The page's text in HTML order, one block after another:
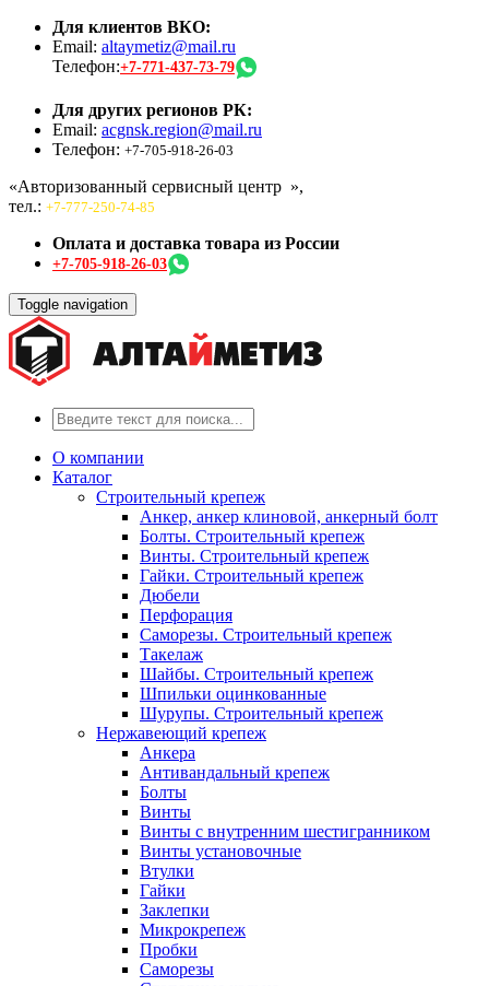
Для клиентов ВКО:
Email: altaymetiz@mail.ru
Телефон:+7-771-437-73-79
Для других регионов РК:
Email: acgnsk.region@mail.ru
Телефон: +7-705-918-26-03
«Авторизованный сервисный центр »,
тел.: +7-777-250-74-85
Оплата и доставка товара из России
+7-705-918-26-03
Toggle navigation
О компании
Каталог
Строительный крепеж
Анкер, анкер клиновой, анкерный болт
Болты. Строительный крепеж
Винты. Строительный крепеж
Гайки. Строительный крепеж
Дюбели
Перфорация
Саморезы. Строительный крепеж
Такелаж
Шайбы. Строительный крепеж
Шпильки оцинкованные
Шурупы. Строительный крепеж
Нержавеющий крепеж
Анкера
Антивандальный крепеж
Болты
Винты
Винты с внутренним шестигранником
Винты установочные
Втулки
Гайки
Заклепки
Микрокрепеж
Пробки
Саморезы